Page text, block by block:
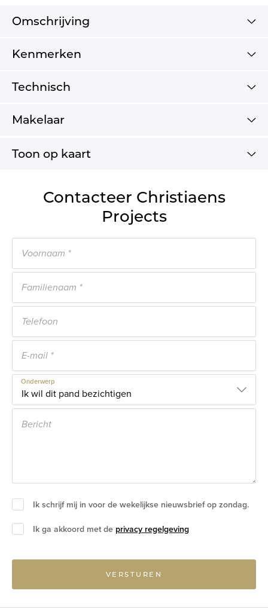
Omschrijving
Kenmerken
Technisch
Makelaar
Toon op kaart
Contacteer Christiaens
Projects
Onderwerp
Ik schrijf mij in voor de wekelijkse nieuwsbrief op zondag.
Ik ga akkoord met de privacy regelgeving
VERSTUREN